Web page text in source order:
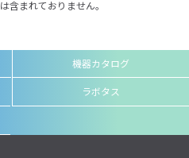
含まれておりません。
機器カタログ
ラボタス